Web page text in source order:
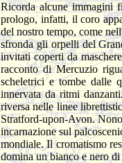
Ricorda alcune immagini
prologo, infatti, il coro
del nostro tempo, come
sfronda gli orpelli del
invitati coperti da
racconto di Mercuzio
scheletrici e tombe dalle
innervata da ritmi
riversa nelle linee
Stratford-upon-Avon.
incarnazione sul
mondiale. Il cromatismo
domina un bianco e nero